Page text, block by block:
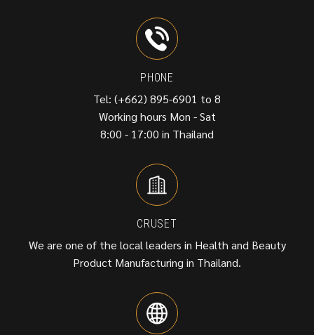
PHONE
Tel: (+662) 895-6901 to 8
Working hours Mon - Sat
8:00 - 17:00 in Thailand
CRUSET
We are one of the local leaders in Health and Beauty
Product Manufacturing in Thailand.